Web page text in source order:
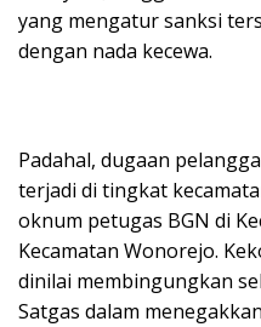
yang mengatur sanksi
dengan nada kecewa.
Padahal, dugaan
terjadi di tingkat
oknum petugas BGN di
Kecamatan Wonorejo.
dinilai membingungkan
Satgas dalam